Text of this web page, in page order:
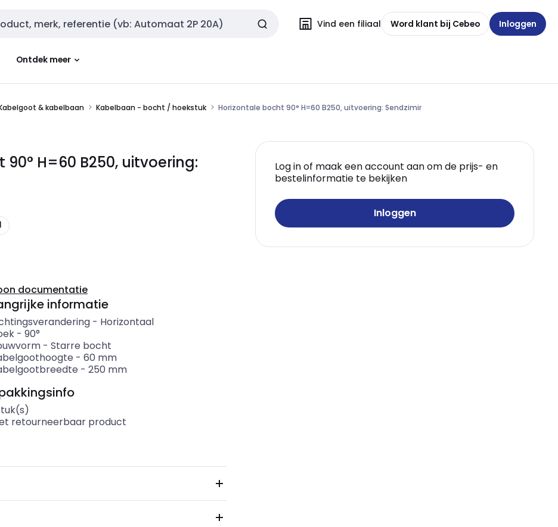
Vind een filiaal Word klant bij Cebeo Inloggen
Ontdek meer
& kabelbaan Kabelbaan - bocht / hoekstuk Horizontale bocht 90° H=60 B250, uitvoering: Sendzimir
90° H=60 B250, uitvoering:
Log in of maak een account aan om de prijs- en
bestelinformatie te bekijken
Inloggen
documentatie
informatie
- Horizontaal
- 90°
- Starre bocht
- 60 mm
- 250 mm
retourneerbaar product